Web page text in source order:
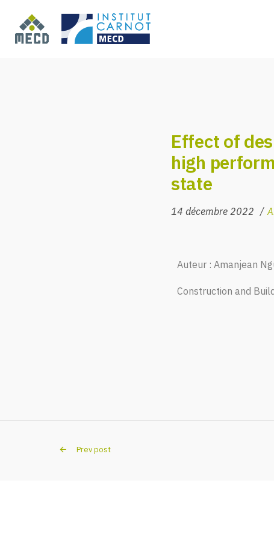
Effect of
high
state
14 décembre 2022
Auteur : Amanjean
Construction and
Prev post